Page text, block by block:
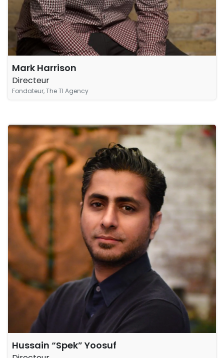
Mark Harrison
Directeur
Fondateur, The TI Agency
Hussain “Spek” Yoosuf